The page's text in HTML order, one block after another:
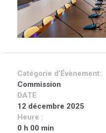
Catégorie d’Évènement:
Commission
DATE
12 décembre 2025
Heure :
0 h 00 min